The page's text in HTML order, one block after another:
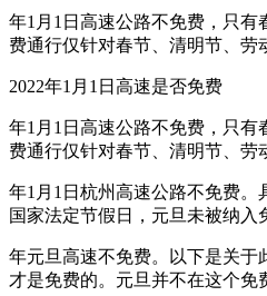
年1月1日高速公路不免费，只
费通行仅针对春节、清明节、劳
2022年1月1日高速是否免费
年1月1日高速公路不免费，只
费通行仅针对春节、清明节、劳
年1月1日杭州高速公路不免费
国家法定节假日，元旦未被纳入
年元旦高速不免费。以下是关于
才是免费的。元旦并不在这个免